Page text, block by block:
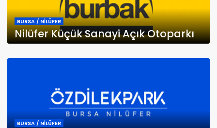
BURSA / NİLÜFER
Nilüfer Küçük Sanayi Açık Otoparkı
BURSA / NİLÜFER